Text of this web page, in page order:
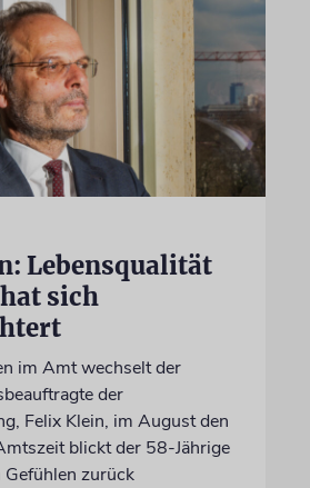
Lebensqualität
sich
im Amt wechselt der
der
Felix Klein, im August den
blickt der 58-Jährige
zurück